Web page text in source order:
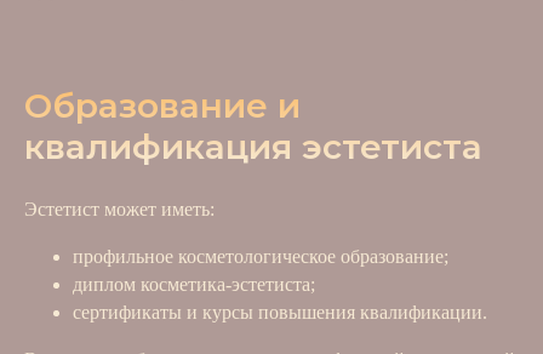
Образование и
квалификация эстетиста
Эстетист может иметь:
профильное косметологическое образование;
диплом косметика-эстетиста;
сертификаты и курсы повышения квалификации.